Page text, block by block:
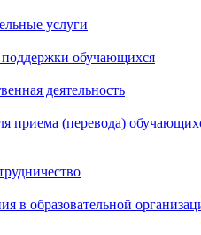
услуги
обучающихся
деятельность
приема (перевода)
в образовательной